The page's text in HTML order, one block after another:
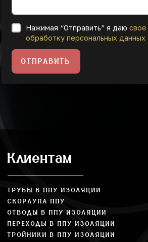
Нажимая “Отправить” я даю свое
обработку персональных данных
ОТПРАВИТЬ
Клиентам
ТРУБЫ В ППУ ИЗОЛЯЦИИ
СКОРЛУПА ППУ
ОТВОДЫ В ППУ ИЗОЛЯЦИИ
ПЕРЕХОДЫ В ППУ ИЗОЛЯЦИИ
ТРОЙНИКИ В ППУ ИЗОЛЯЦИИ